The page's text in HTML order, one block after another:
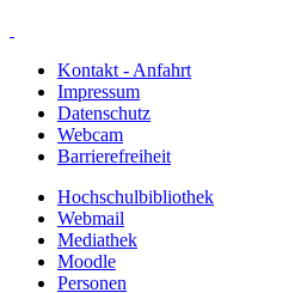
Kontakt - Anfahrt
Impressum
Datenschutz
Webcam
Barrierefreiheit
Hochschulbibliothek
Webmail
Mediathek
Moodle
Personen